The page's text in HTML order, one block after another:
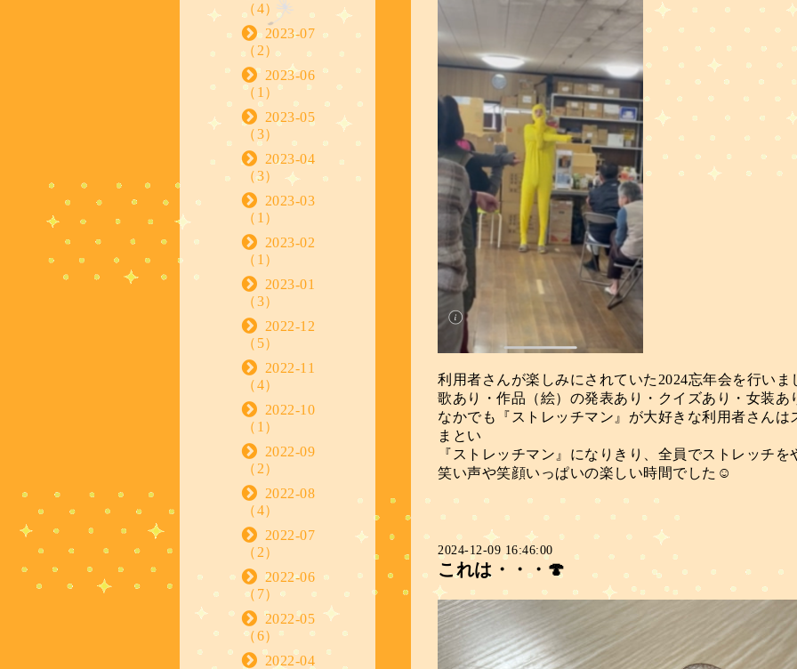
利用者さんが楽しみにされていた2024忘年会を行いま
歌あり・作品（絵）の発表あり・クイズあり・女装あ
なかでも『ストレッチマン』が大好きな利用者さん
まとい
『ストレッチマン』になりきり、全員でストレッチ
笑い声や笑顔いっぱいの楽しい時間でした☺
2024-12-09 16:46:00
これは・・・🍄
（4）
2023-07
（2）
2023-06
（1）
2023-05
（3）
2023-04
（3）
2023-03
（1）
2023-02
（1）
2023-01
（3）
2022-12
（5）
2022-11
（4）
2022-10
（1）
2022-09
（2）
2022-08
（4）
2022-07
（2）
2022-06
（7）
2022-05
（6）
2022-04